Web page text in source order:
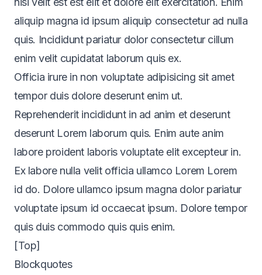
aliquip magna id ipsum aliquip consectetur ad nulla
quis. Incididunt pariatur dolor consectetur cillum
enim velit cupidatat laborum quis ex.
Officia irure in non voluptate adipisicing sit amet
tempor duis dolore deserunt enim ut.
Reprehenderit incididunt in ad anim et deserunt
deserunt Lorem laborum quis. Enim aute anim
labore proident laboris voluptate elit excepteur in.
Ex labore nulla velit officia ullamco Lorem Lorem
id do. Dolore ullamco ipsum magna dolor pariatur
voluptate ipsum id occaecat ipsum. Dolore tempor
quis duis commodo quis quis enim.
[Top]
Blockquotes